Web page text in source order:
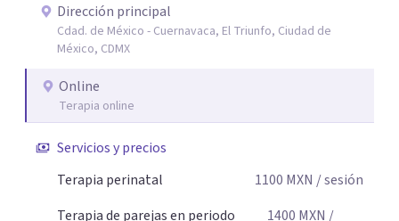
que buscar ayuda psicológica es un acto de valentía y
autocuidado. Mi objetivo es acompañarte para que puedas
comprender mejor lo que estás viviendo, fortalecer tus
recursos personales y construir una vida más plena y
congruente con tus necesidades y valores.
Dirección principal
Cdad. de México - Cuernavaca, El Triunfo, Ciudad de
México, CDMX
Online
Terapia online
Servicios y precios
Terapia perinatal
1100 MXN / sesión
Terapia de parejas en periodo
1400 MXN /